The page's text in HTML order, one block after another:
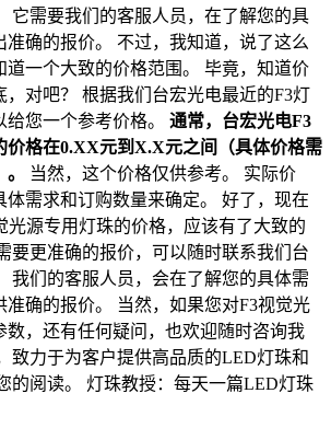
它需要我们的客服人员，在了解您的具
准确的报价。 不过，我知道，说了这么
道一个大致的价格范围。 毕竟，知道价
，对吧？ 根据我们台宏光电最近的F3灯
您一个参考价格。 通常，台宏光电F3
价格在0.XX元到X.X元之间（具体价格需
当然，这个价格仅供参考。 实际价
体需求和订购数量来确定。 好了，现在
光源专用灯珠的价格，应该有了大致的
要更准确的报价，可以随时联系我们台
我们的客服人员，会在了解您的具体需
准确的报价。 当然，如果您对F3视觉光
数，还有任何疑问，也欢迎随时咨询我
致力于为客户提供高品质的LED灯珠和
的阅读。 灯珠教授：每天一篇LED灯珠